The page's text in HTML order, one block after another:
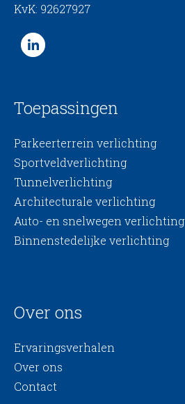
KvK: 92627927
Toepassingen
Parkeerterrein verlichting
Sportveldverlichting
Tunnelverlichting
Architecturale verlichting
Auto- en snelwegen verlichting
Binnenstedelijke verlichting
Over ons
Ervaringsverhalen
Over ons
Contact